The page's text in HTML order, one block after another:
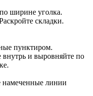
ширине уголка.
складки.
пунктиром.
и выровняйте по
намеченные линии